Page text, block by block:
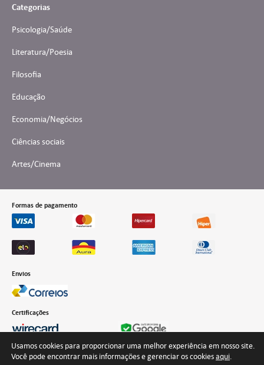
Categorias
Psicologia/Saúde
Literatura/Poesia
Filosofia
Educação
Economia/Negócios
Ciências sociais
Artes/Cinema
Formas de pagamento
Envios
Certificações
Desenvolvido por Interteia Comunicação
Usamos cookies para proporcionar uma melhor experiência em nosso site.
Você pode encontrar mais informações e gerenciar os cookiesaqui.